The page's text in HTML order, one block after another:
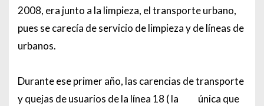
2008, era junto a la limpieza, el transporte urbano,
pues se carecía de servicio de limpieza y de líneas de
urbanos.
Durante ese primer año, las carencias de transporte
y quejas de usuarios de la línea 18 ( la
única que